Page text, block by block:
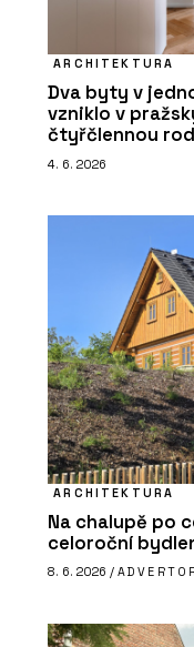
ARCHITEKTURA
Dva byty v
vzniklo v
čtyřčlennou
4. 6. 2026
ARCHITEKTURA
Na chalupě po
celoroční
8. 6. 2026 /